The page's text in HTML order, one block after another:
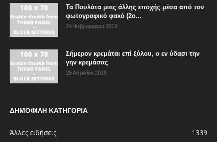
Τα Πουλάτα μιας άλλης εποχής μέσα από τον
φωτογραφικό φακό (2ο...
24 Φεβρουαρίου 2018
Σήμερον κρεμάται επί ξύλου, ο εν ύδασι την
γην κρεμάσας
25 Απριλίου 2019
ΔΗΜΟΦΙΛΗ ΚΑΤΗΓΟΡΙΑ
Άλλες ειδήσεις
1339